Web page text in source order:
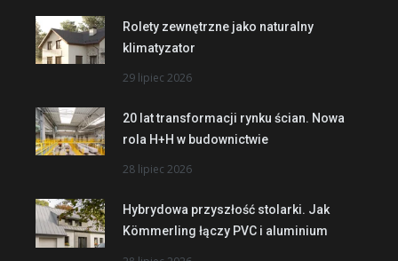
Rolety zewnętrzne jako naturalny
klimatyzator
29 lipiec 2026
20 lat transformacji rynku ścian. Nowa
rola H+H w budownictwie
28 lipiec 2026
Hybrydowa przyszłość stolarki. Jak
Kömmerling łączy PVC i aluminium